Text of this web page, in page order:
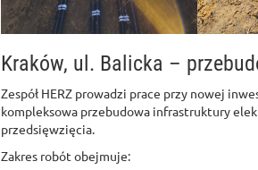
Kraków, ul. Balicka –
Zespół HERZ prowadzi prace przy nowej
kompleksowa przebudowa infrastruktury
przedsięwzięcia.
Zakres robót obejmuje: